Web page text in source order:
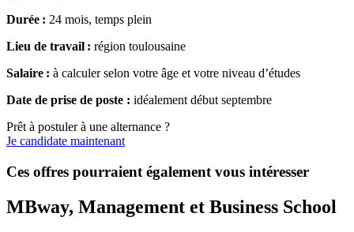
Durée : 24 mois, temps plein
Lieu de travail : région toulousaine
Salaire : à calculer selon votre âge et votre niveau d’études
Date de prise de poste : idéalement début septembre
Prêt à postuler à une alternance ?
Je candidate maintenant
Ces offres pourraient également vous intéresser
MBway, Management et Business School